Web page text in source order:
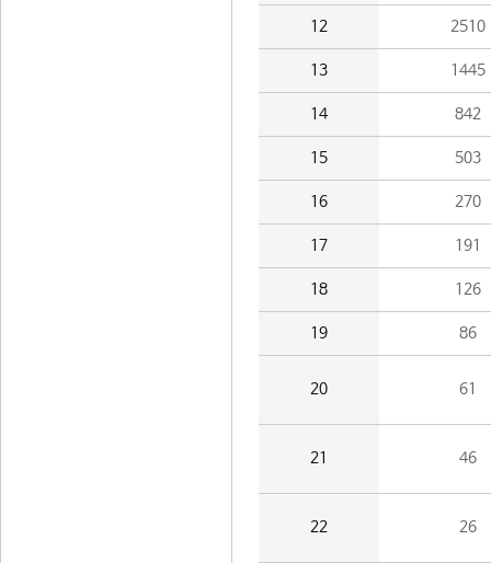
12 2510
13 1445
14 842
15 503
16 270
17 191
18 126
19 86
20 61
21 46
22 26